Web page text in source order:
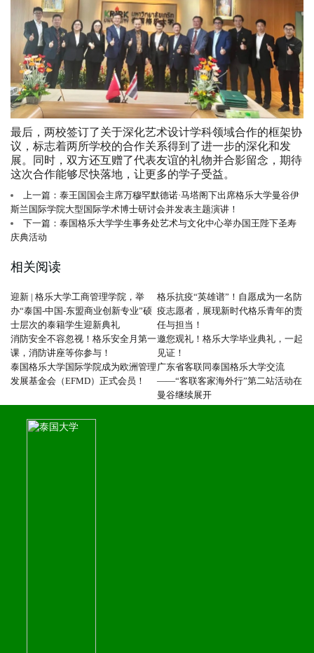
最后，两校签订了关于深化艺术设计学科领域合作的框架协
议，标志着两所学校的合作关系得到了进一步的深化和发
展。同时，双方还互赠了代表友谊的礼物并合影留念，期待
这次合作能够尽快落地，让更多的学子受益。
上一篇：泰王国国会主席万穆罕默德诺·马塔阁下出席格乐大学曼谷伊
斯兰国际学院大型国际学术博士研讨会并发表主题演讲！
下一篇：泰国格乐大学学生事务处艺术与文化中心举办国王陛下圣寿
庆典活动
相关阅读
迎新 | 格乐大学工商管理学院，举
办“泰国-中国-东盟商业创新专业”硕
士层次的泰籍学生迎新典礼
格乐抗疫“英雄谱”！自愿成为一名防
疫志愿者，展现新时代格乐青年的责
任与担当！
消防安全不容忽视！格乐安全月第一
课，消防讲座等你参与！
邀您观礼！格乐大学毕业典礼，一起
见证！
泰国格乐大学国际学院成为欧洲管理
发展基金会（EFMD）正式会员！
广东省客联同泰国格乐大学交流
——“客联客家海外行”第二站活动在
曼谷继续展开